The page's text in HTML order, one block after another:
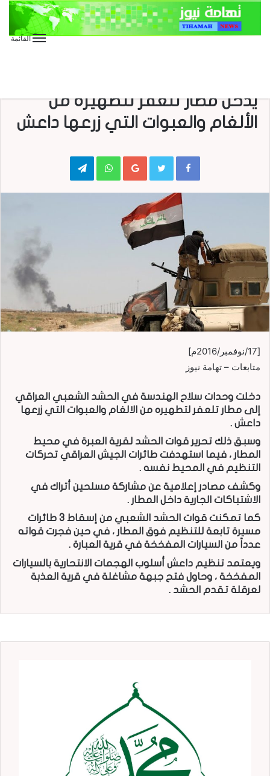
القائمة
يدخل مطار تلعفر لتطهيره من
الألغام والعبوات التي زرعها داعش
Google+
WhatsApp
Telegram
[17/نوفمبر/2016م]
متابعات – تهامة نيوز
دخلت وحدات سلاح الهندسة في الحشد الشعبي العراقي
إلى مطار تلعفر لتطهيره من الالغام والعبوات التي زرعها
داعش .
وسبق ذلك تحرير قوات الحشد لقرية العبرة في محيط
المطار ، فيما استهدفت طائرات الجيش العراقي تحركات
التنظيم في المحيط نفسه .
وكشف مصادر إعلامية عن مشاركة مسلحين أتراك في
الاشتباكات الجارية داخل المطار .
كما تمكنت قوات الحشد الشعبي من إسقاط 3 طائرات
مسيرة تابعة للتنظيم فوق المطار ، في حين فجرت قواته
عدداً من السيارات المفخخة في قرية العبارة .
ويعتمد تنظيم داعش أسلوب الهجمات الانتحارية بالسيارات
المفخخة ، وحاول فتح جبهة مشاغلة في قرية العذبة
لعرقلة تقدم الحشد .